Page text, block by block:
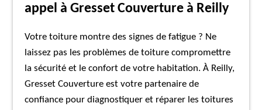
appel à Gresset Couverture à Reilly
Votre toiture montre des signes de fatigue ? Ne
laissez pas les problèmes de toiture compromettre
la sécurité et le confort de votre habitation. À Reilly,
Gresset Couverture est votre partenaire de
confiance pour diagnostiquer et réparer les toitures